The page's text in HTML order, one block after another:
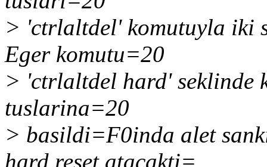
> 'ctrlaltdel' komutuyla iki
Eger komutu=20
> 'ctrlaltdel hard' seklinde
tuslarina=20
> basildi=F0inda alet
hard reset atacakti=